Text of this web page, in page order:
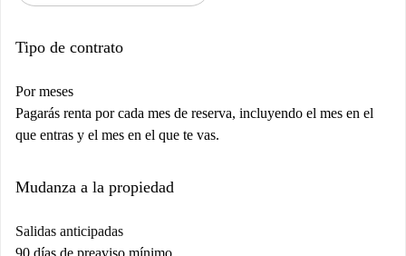
Tipo de contrato
Por meses
Pagarás renta por cada mes de reserva, incluyendo el mes en el
que entras y el mes en el que te vas.
Mudanza a la propiedad
Salidas anticipadas
90 días de preaviso mínimo